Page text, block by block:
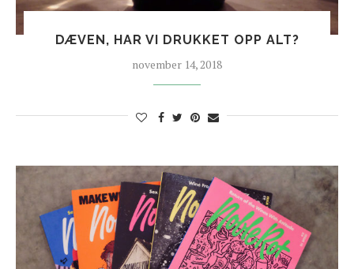
DÆVEN, HAR VI DRUKKET OPP ALT?
november 14, 2018